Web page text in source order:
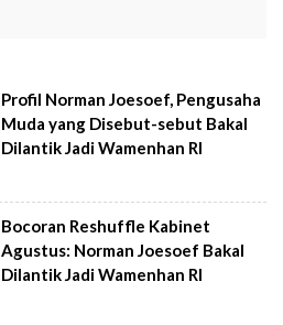
Profil Norman Joesoef, Pengusaha
Muda yang Disebut-sebut Bakal
Dilantik Jadi Wamenhan RI
Bocoran Reshuffle Kabinet
Agustus: Norman Joesoef Bakal
Dilantik Jadi Wamenhan RI